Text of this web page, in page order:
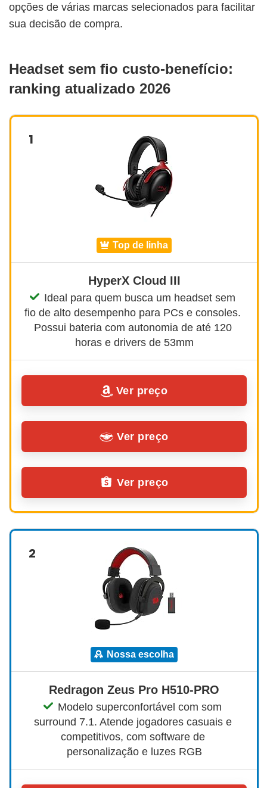
opções de várias marcas selecionados para facilitar
sua decisão de compra.
Headset sem fio custo-benefício:
ranking atualizado 2026
1
top de linha
HyperX Cloud III
Ideal para quem busca um headset sem
fio de alto desempenho para PCs e consoles.
Possui bateria com autonomia de até 120
horas e drivers de 53mm
Ver preço
Ver preço
Ver preço
2
nossa escolha
Redragon Zeus Pro H510-PRO
Modelo superconfortável com som
surround 7.1. Atende jogadores casuais e
competitivos, com software de
personalização e luzes RGB